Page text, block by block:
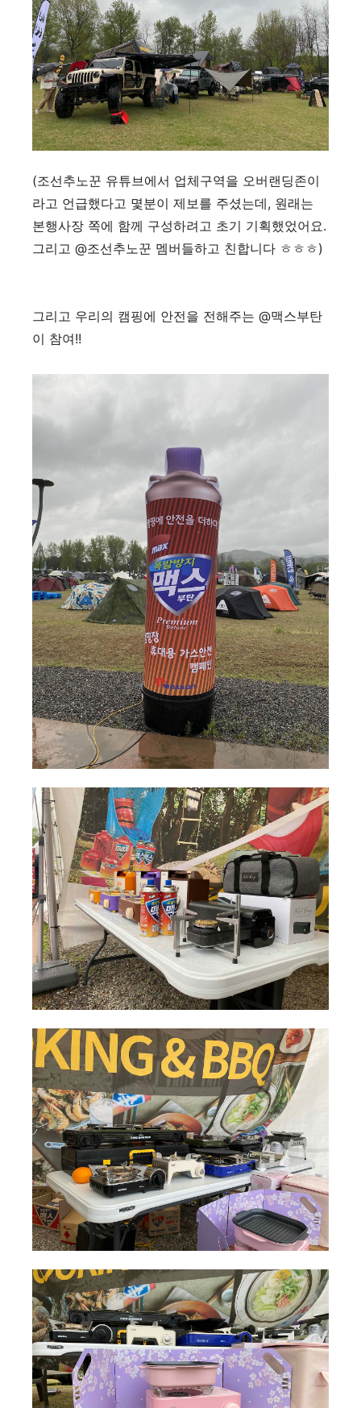
(조선추노꾼 유튜브에서 업체구역을 오버랜딩존이
라고 언급했다고 몇분이 제보를 주셨는데, 원래는
본행사장 쪽에 함께 구성하려고 초기 기획했었어요.
그리고 @조선추노꾼 멤버들하고 친합니다 ㅎㅎㅎ)
그리고 우리의 캠핑에 안전을 전해주는 @맥스부탄
이 참여!!